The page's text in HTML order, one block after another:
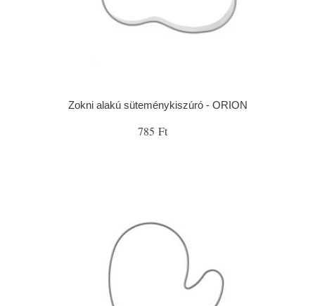
Zokni alakú süteménykiszúró - ORION
785 Ft